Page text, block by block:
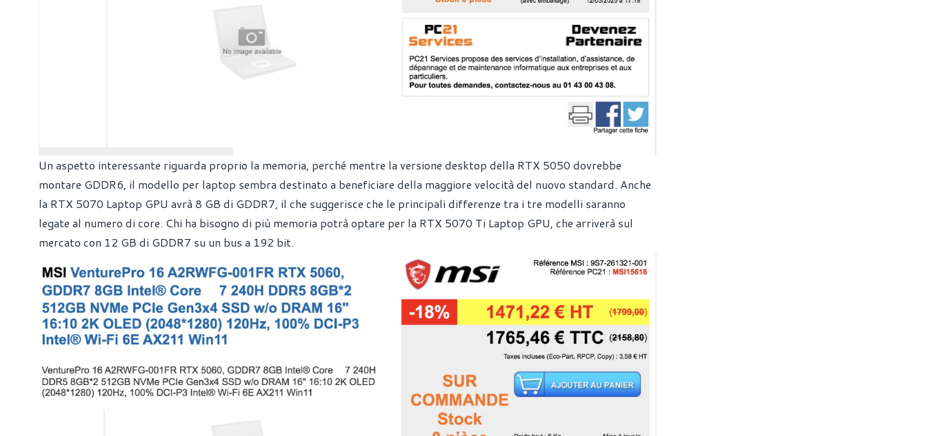
Un aspetto interessante riguarda proprio la memoria, perché mentre la versione desktop della RTX 5050 dovrebbe
montare GDDR6, il modello per laptop sembra destinato a beneficiare della maggiore velocità del nuovo standard. Anche
la RTX 5070 Laptop GPU avrà 8 GB di GDDR7, il che suggerisce che le principali differenze tra i tre modelli saranno
legate al numero di core. Chi ha bisogno di più memoria potrà optare per la RTX 5070 Ti Laptop GPU, che arriverà sul
mercato con 12 GB di GDDR7 su un bus a 192 bit.